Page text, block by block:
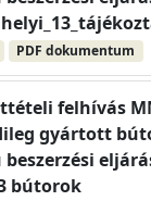
PDF dokumentum
felhívás
gyártott
bútorok